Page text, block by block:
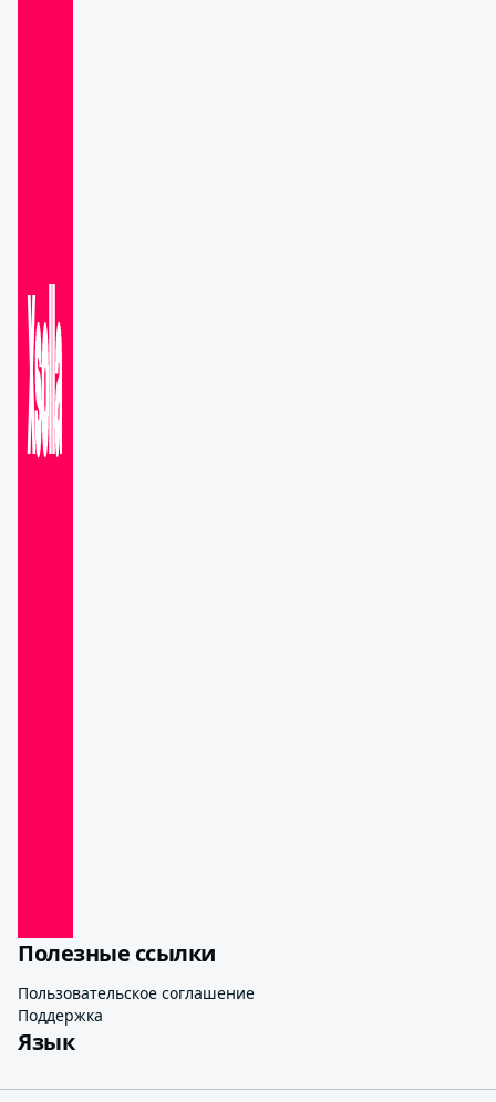
Полезные ссылки
Пользовательское соглашение
Поддержка
Язык